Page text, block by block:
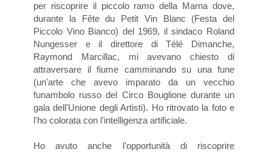
per riscoprire il piccolo ramo della Marna dove,
durante la Fête du Petit Vin Blanc (Festa del
Piccolo Vino Bianco) del 1969, il sindaco Roland
Nungesser e il direttore di Télé Dimanche,
Raymond Marcillac, mi avevano chiesto di
attraversare il fiume camminando su una fune
(un'arte che avevo imparato da un vecchio
funambolo russo del Circo Bouglione durante un
gala dell'Unione degli Artisti). Ho ritrovato la foto e
l'ho colorata con l'intelligenza artificiale.
Ho avuto anche l'opportunità di riscoprire